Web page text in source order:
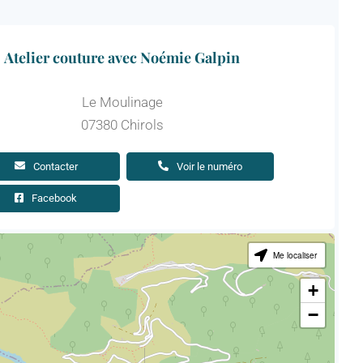
Atelier couture avec Noémie Galpin
Le Moulinage
07380 Chirols
Contacter Voir le numéro
Facebook
Me localiser
+
−